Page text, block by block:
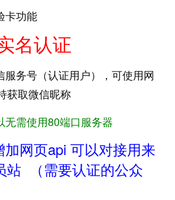
卡功能
名认证
服务号（认证用户），可使用网
获取微信昵称
无需使用80端口服务器
网页api 可以对接用来
站 （需要认证的公众